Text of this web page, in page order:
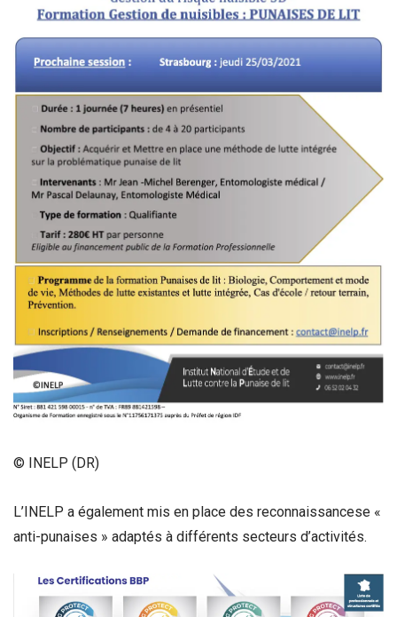
© INELP (DR)
L’INELP a également mis en place des reconnaissancese «
anti-punaises » adaptés à différents secteurs d’activités.